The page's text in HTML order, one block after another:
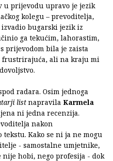
u prijevodu upravo je jezik
kolegu – prevoditelja,
izvadio bugarski jezik iz
ga tekućim, lahorastim,
prijevodom bila je zaista
frustrirajuća, ali na kraju mi
radara. Osim jednoga
list napravila Karmela
ni jedna recenzija.
nakon
tekstu. Kako se ni ja ne mogu
- samostalne umjetnike,
hobi, nego profesija - dok